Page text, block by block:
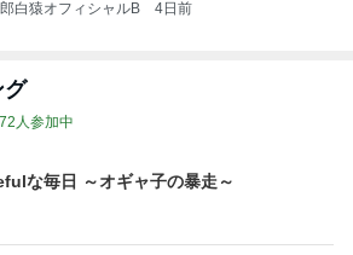
白猿オフィシャルB 4日前
グ
人参加中
な毎日 ～オギャ子の暴走～